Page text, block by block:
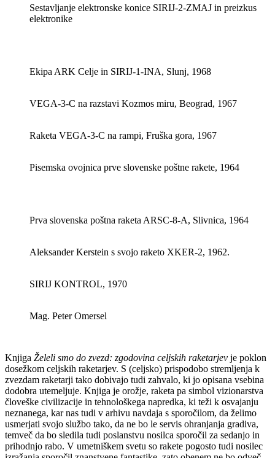
Sestavljanje elektronske konice SIRIJ-2-ZMAJ in preizkus
elektronike
Ekipa ARK Celje in SIRIJ-1-INA, Slunj, 1968
VEGA-3-C na razstavi Kozmos miru, Beograd, 1967
Raketa VEGA-3-C na rampi, Fruška gora, 1967
Pisemska ovojnica prve slovenske poštne rakete, 1964
Prva slovenska poštna raketa ARSC-8-A, Slivnica, 1964
Aleksander Kerstein s svojo raketo XKER-2, 1962.
SIRIJ KONTROL, 1970
Mag. Peter Omersel
Knjiga Želeli smo do zvezd: zgodovina celjskih raketarjev je poklon
dosežkom celjskih raketarjev. S (celjsko) prispodobo stremljenja k
zvezdam raketarji tako dobivajo tudi zahvalo, ki jo opisana vsebina
dodobra utemeljuje. Knjiga je orožje, raketa pa simbol vizionarstva
človeške civilizacije in tehnološkega napredka, ki teži k osvajanju
neznanega, kar nas tudi v arhivu navdaja s sporočilom, da želimo
usmerjati svojo službo tako, da ne bo le servis ohranjanja gradiva,
temveč da bo sledila tudi poslanstvu nosilca sporočil za sedanjo in
prihodnjo rabo. V umetniškem svetu so rakete pogosto tudi nosilec